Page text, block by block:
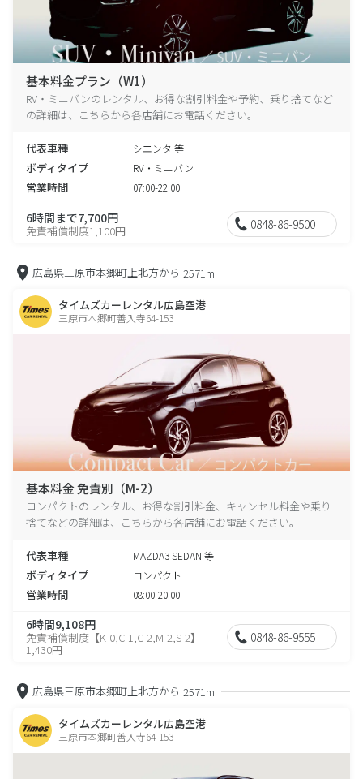
基本料金プラン（W1）
RV・ミニバンのレンタル、お得な割引料金や予約、乗り捨てなど
の詳細は、こちらから各店舗にお電話ください。
代表車種 シエンタ 等
ボディタイプ RV・ミニバン
営業時間 07:00-22:00
6時間まで7,700円
免責補償制度1,100円 0848-86-9500
広島県三原市本郷町上北方から 2571m
タイムズカーレンタル広島空港
三原市本郷町善入寺64-153
基本料金 免責別（M-2）
コンパクトのレンタル、お得な割引料金、キャンセル料金や乗り
捨てなどの詳細は、こちらから各店舗にお電話ください。
代表車種 MAZDA3 SEDAN 等
ボディタイプ コンパクト
営業時間 08:00-20:00
6時間9,108円
免責補償制度【K-0,C-1,C-2,M-2,S-2】
1,430円
0848-86-9555
広島県三原市本郷町上北方から 2571m
タイムズカーレンタル広島空港
三原市本郷町善入寺64-153